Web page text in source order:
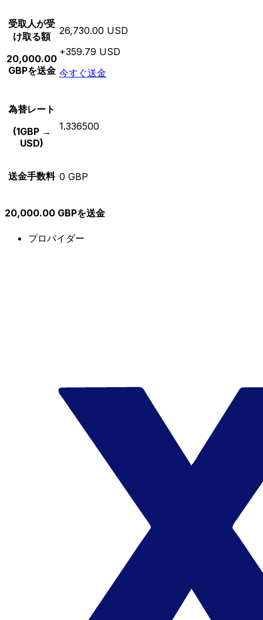
受取人が受
け取る額
20,000.00
GBPを送金
26,730.00 USD
+359.79 USD
今すぐ送金
為替レート
(1GBP →
USD)
1.336500
送金手数料 0 GBP
20,000.00 GBPを送金
プロバイダー